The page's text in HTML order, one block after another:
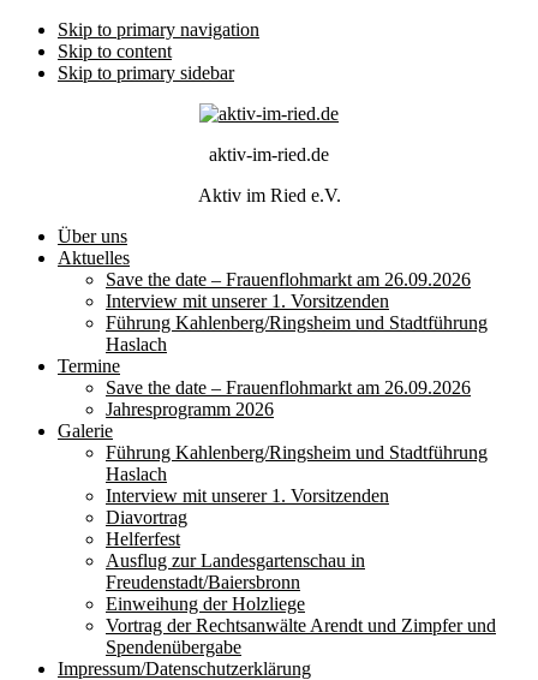
Skip to primary navigation
Skip to content
Skip to primary sidebar
aktiv-im-ried.de
Aktiv im Ried e.V.
Über uns
Aktuelles
Save the date – Frauenflohmarkt am 26.09.2026
Interview mit unserer 1. Vorsitzenden
Führung Kahlenberg/Ringsheim und Stadtführung
Haslach
Termine
Save the date – Frauenflohmarkt am 26.09.2026
Jahresprogramm 2026
Galerie
Führung Kahlenberg/Ringsheim und Stadtführung
Haslach
Interview mit unserer 1. Vorsitzenden
Diavortrag
Helferfest
Ausflug zur Landesgartenschau in
Freudenstadt/Baiersbronn
Einweihung der Holzliege
Vortrag der Rechtsanwälte Arendt und Zimpfer und
Spendenübergabe
Impressum/Datenschutzerklärung